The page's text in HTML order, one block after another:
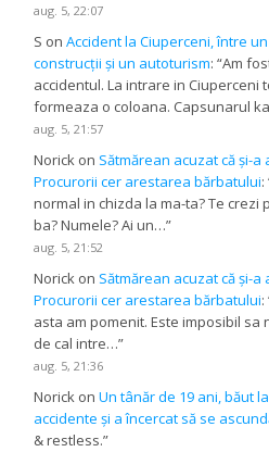
aug. 5, 22:07
S onAccident la Ciuperceni, între
construcții și un autoturism: “Am
accidentul. La intrare in Ciuperceni
formeaza o coloana. Capsunarul
aug. 5, 21:57
Norick on Sătmărean acuzat că și-
Procurorii cer arestarea bărbatului:
normal in chizda la ma-ta? Te crezi
ba? Numele? Ai un…”
aug. 5, 21:52
Norick on Sătmărean acuzat că și-
Procurorii cer arestarea bărbatului:
asta am pomenit. Este imposibil sa
de cal intre…”
aug. 5, 21:36
Norick onUn tânăr de 19 ani, băut
accidente și a încercat să se
& restless.”